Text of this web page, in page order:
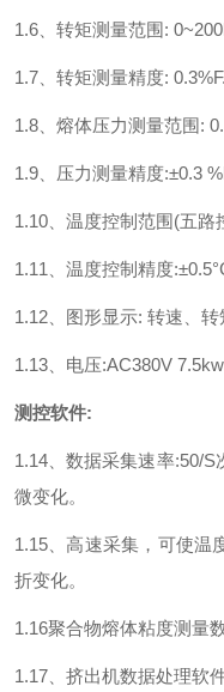
1.6、转矩测量范围:
1.7、转矩测量精度:
1.8、熔体压力测量范围:
1.9、压力测量精度:±0.3
1.10、温度控制范围(五路
1.11、温度控制精度
1.12、图形显示: 转速、
1.13、电压:AC380V 7.5kw
测控软件:
1.14、数据采集速率:50/
微变化。
1.15、高速采集，可使温
折变化。
1.16聚合物熔体粘度测量
1.17、挤出机数据处理软